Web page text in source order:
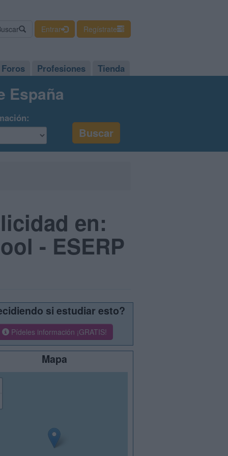
Entrar Regístrate
Foros Profesiones Tienda
España
en:
- ESERP
si estudiar esto?
Pídeles información ¡GRATIS!
Mapa